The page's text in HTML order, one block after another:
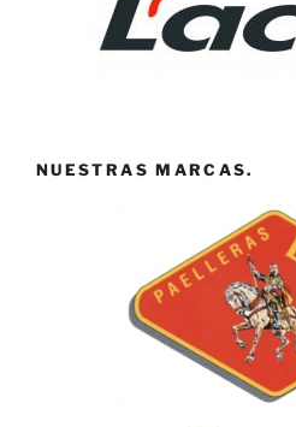
NUESTRAS MARCAS.